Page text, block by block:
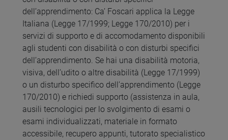
dell’apprendimento: Ca’ Foscari applica la Legge
Italiana (Legge 17/1999; Legge 170/2010) per i
servizi di supporto e di accomodamento disponibili
agli studenti con disabilità o con disturbi specifici
dell’apprendimento. Se hai una disabilità motoria,
visiva, dell’udito o altre disabilità (Legge 17/1999)
o un disturbo specifico dell’apprendimento (Legge
170/2010) e richiedi supporto (assistenza in aula,
ausili tecnologici per lo svolgimento di esami o
esami individualizzati, materiale in formato
accessibile, recupero appunti, tutorato specialistico